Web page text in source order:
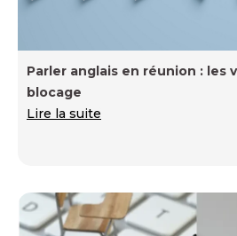
Parler anglais en réunion : les
blocage
Lire la suite